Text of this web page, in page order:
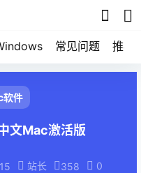
常见问题 推荐
软件
文Mac激活版
站长 358 0